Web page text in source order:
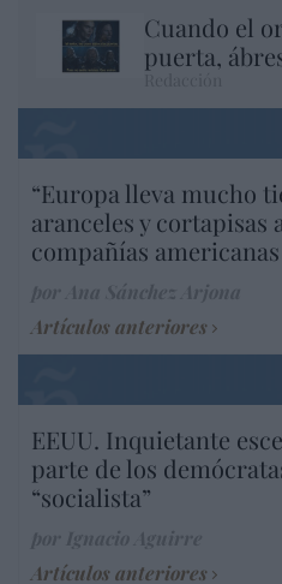
Cuando el
puerta,
“Europa lleva mucho
aranceles y cortapisas
compañías
Artículos anteriores
EEUU. Inquietante
parte de los
“socialista”
Artículos anteriores